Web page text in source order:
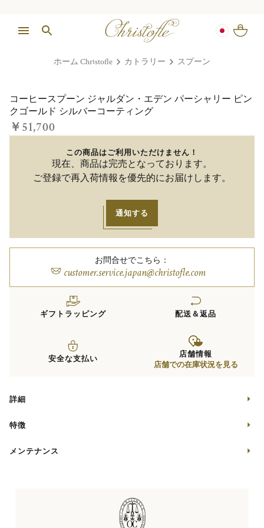
ホーム Christofle カトラリー スプーン
コーヒースプーン ジャルダン・エデン パーシャリー ピン
クゴールド シルバーコーティング
￥51,700
この商品はご利用いただけません！
現在、商品は完売となっております。
ご登録で再入荷情報を優先的にお届けします。
通知する
お問合せでこちら：
customer.service.japan@christofle.com
ギフトラッピング 配送＆返品
安全な支払い 店舗情報
店舗での在庫状況を見る
詳細
特徴
メンテナンス